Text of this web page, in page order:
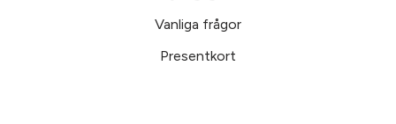
Vanliga frågor
Presentkort